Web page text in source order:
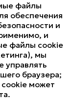
файлы
обеспечения
и
и
файлы cookie
мы
управлять
браузера;
может